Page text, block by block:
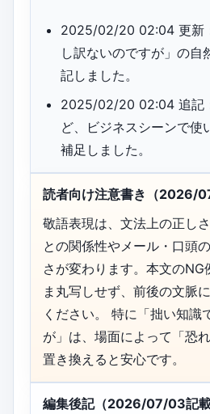
2025/02/20 02:04 更新
し訳ないのですが」の自
記しました。
2025/02/20 02:04 追記
ど、ビジネスシーンで使
補足しました。
読者向け注意書き（2026/
敬語表現は、文法上の正し
との関係性やメール・口頭
さが変わります。本文のNG
ま丸写しせず、前後の文脈
ください。 特に「拙い知識
が」は、場面によって「恐
置き換えると安心です。
編集後記（2026/07/03記載